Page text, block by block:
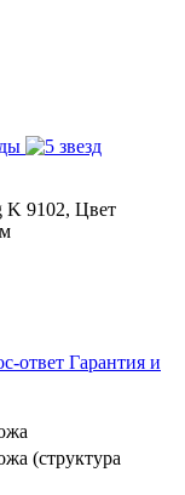
K 9102, Цвет
ответ Гарантия и
(структура